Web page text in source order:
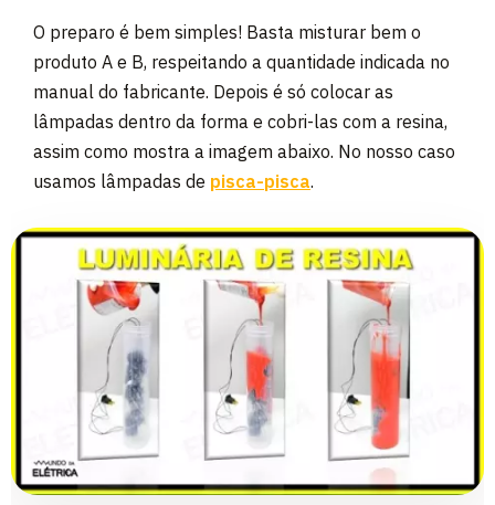
O preparo é bem simples! Basta misturar bem o
produto A e B, respeitando a quantidade indicada no
manual do fabricante. Depois é só colocar as
lâmpadas dentro da forma e cobri-las com a resina,
assim como mostra a imagem abaixo. No nosso caso
usamos lâmpadas de pisca-pisca.